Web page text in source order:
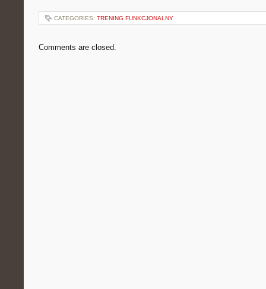
CATEGORIES: TRENING FUNKCJONALNY
Comments are closed.